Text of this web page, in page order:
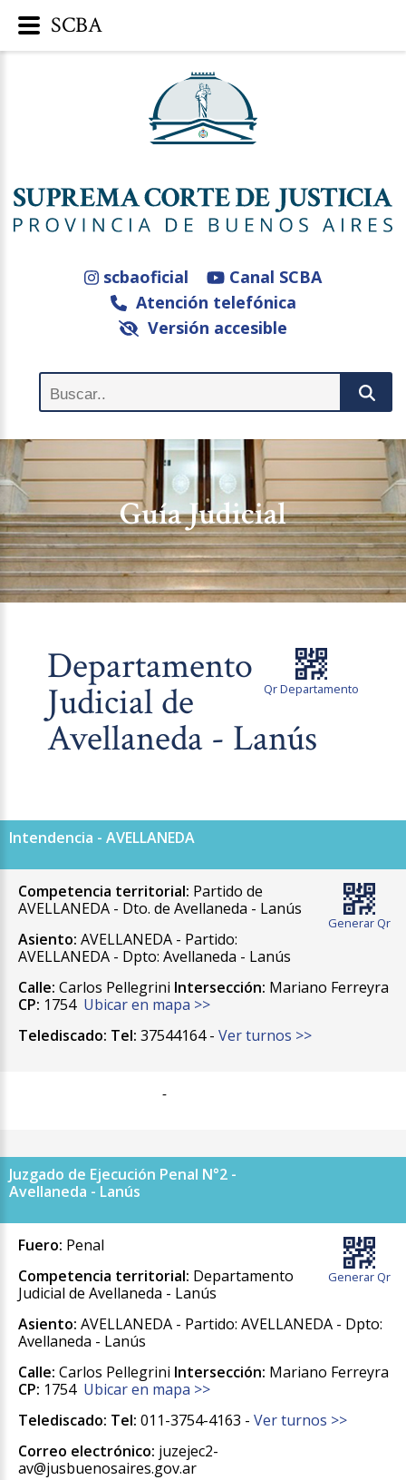
scbaoficial
Canal SCBA
Atención telefónica
Versión accesible
Guía Judicial
Qr Departamento
Departamento
Judicial de
Avellaneda - Lanús
Intendencia - AVELLANEDA
Generar Qr
Competencia territorial: Partido de
AVELLANEDA - Dto. de Avellaneda - Lanús
Asiento: AVELLANEDA - Partido:
AVELLANEDA - Dpto: Avellaneda - Lanús
Calle: Carlos Pellegrini Intersección: Mariano Ferreyra
CP: 1754 Ubicar en mapa >>
Telediscado: Tel: 37544164 - Ver turnos >>
-
Juzgado de Ejecución Penal N°2 -
Avellaneda - Lanús
Generar Qr
Fuero: Penal
Competencia territorial: Departamento
Judicial de Avellaneda - Lanús
Asiento: AVELLANEDA - Partido: AVELLANEDA - Dpto:
Avellaneda - Lanús
Calle: Carlos Pellegrini Intersección: Mariano Ferreyra
CP: 1754 Ubicar en mapa >>
Telediscado: Tel: 011-3754-4163 - Ver turnos >>
Correo electrónico: juzejec2-
av@jusbuenosaires.gov.ar
SCBA